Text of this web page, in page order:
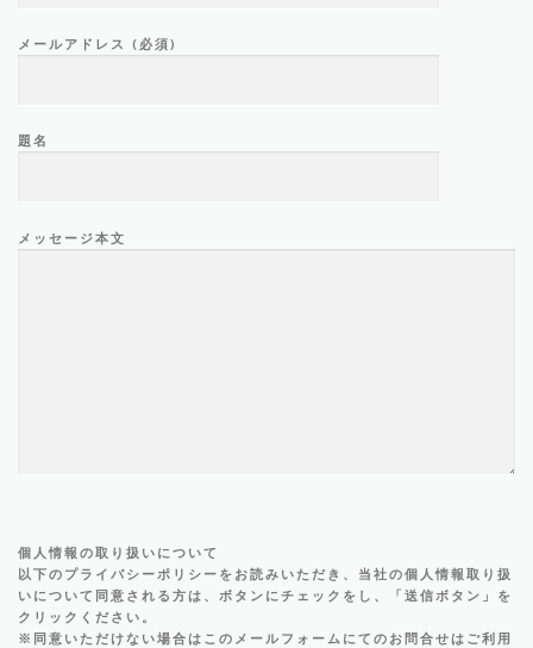
メールアドレス (必須)
題名
メッセージ本文
個人情報の取り扱いについて
以下のプライバシーポリシーをお読みいただき、当社の個人情報取り扱
いについて同意される方は、ボタンにチェックをし、「送信ボタン」を
クリックください。
※同意いただけない場合はこのメールフォームにてのお問合せはご利用